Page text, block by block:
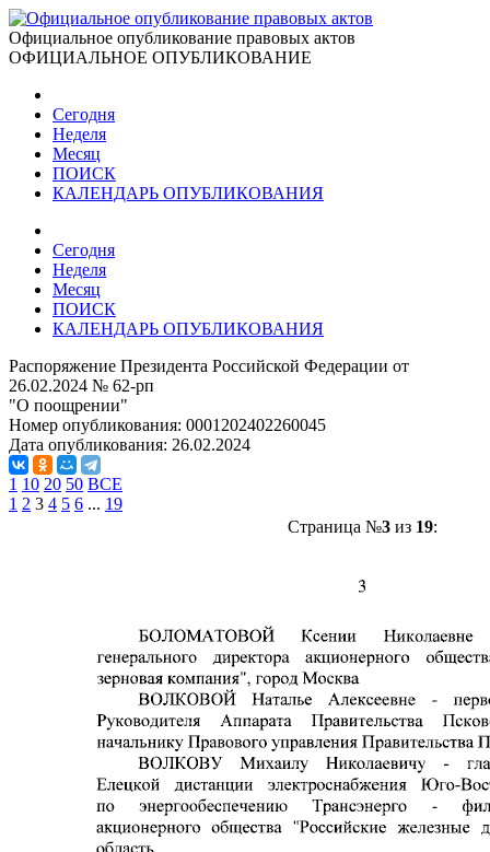
Официальное опубликование правовых актов
ОФИЦИАЛЬНОЕ ОПУБЛИКОВАНИЕ
Сегодня
Неделя
Месяц
ПОИСК
КАЛЕНДАРЬ ОПУБЛИКОВАНИЯ
Сегодня
Неделя
Месяц
ПОИСК
КАЛЕНДАРЬ ОПУБЛИКОВАНИЯ
Распоряжение Президента Российской Федерации от
26.02.2024 № 62-рп
"О поощрении"
Номер опубликования: 0001202402260045
Дата опубликования: 26.02.2024
1 10 20 50 ВСЕ
1 2 3 4 5 6 ... 19
Страница №3из 19: